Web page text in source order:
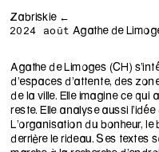
Zabriskie ←
2024 août Agathe de
Agathe de Limoges (CH)
d’espaces d’attente, des
de la ville. Elle imagine ce
reste. Elle analyse aussi
L’organisation du bonheur,
derrière le rideau. Ses textes